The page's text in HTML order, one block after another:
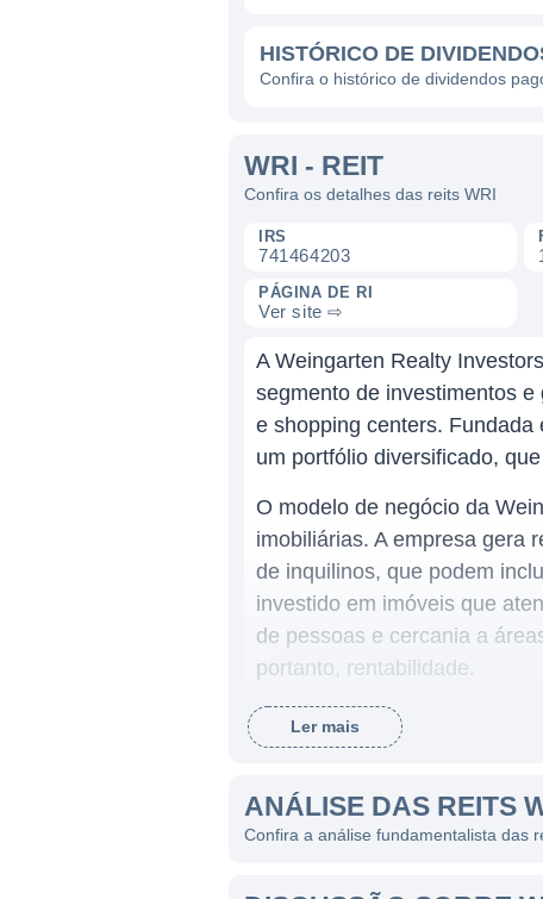
HISTÓRICO DE
Confira o histórico de dividendos
WRI - REIT
Confira os detalhes das reits WRI
IRS
741464203
PÁGINA DE RI
Ver site ⇨
A Weingarten Realty
segmento de investimentos
e shopping centers.
um portfólio diversificado,
O modelo de negócio da
imobiliárias. A empresa gera
de inquilinos, que podem
investido em imóveis que
de pessoas e cercania a
portanto, rentabilidade.
ATUAÇÃO DA
A Weingarten opera em
Califórnia, Flórida, e muitos
Ler mais
ANÁLISE DAS REITS
Confira a análise fundamentalista das